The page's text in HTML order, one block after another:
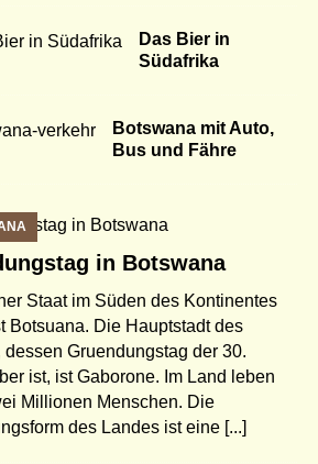
Das Bier in
Südafrika
Botswana mit Auto,
Bus und Fähre
in Botswana
Staat im Süden des Kontinentes
Botsuana. Die Hauptstadt des
dessen Gruendungstag der 30.
ist, ist Gaborone. Im Land leben
Millionen Menschen. Die
des Landes ist eine [...]